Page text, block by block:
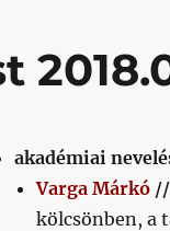
akadémiai
Varga Márkó//
kölcsönben, a